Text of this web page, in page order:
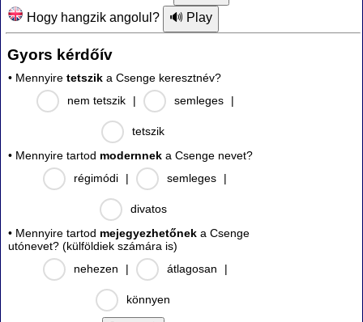
Hogy hangzik angolul?
Gyors kérdőív
• Mennyire tetszik a Csenge keresztnév?
nem tetszik
| semleges |
tetszik
• Mennyire tartod modernnek a Csenge nevet?
régimódi
| semleges |
divatos
• Mennyire tartod mejegyezhetőnek a Csenge
utónevet? (külföldiek számára is)
nehezen
| átlagosan |
könnyen